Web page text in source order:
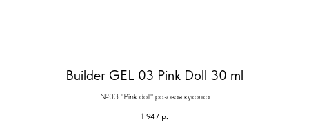
Builder GEL 03 Pink Doll 30 ml
№03 "Pink doll" розовая куколка
1 947 р.